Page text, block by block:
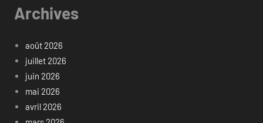
Archives
août 2026
juillet 2026
juin 2026
mai 2026
avril 2026